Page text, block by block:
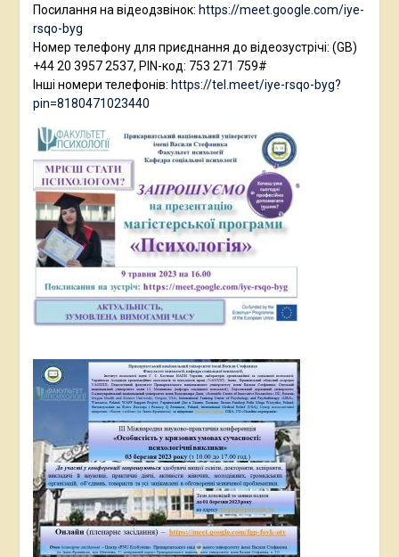
Посилання на відеодзвінок: https://meet.google.com/iye-
rsqo-byg
Номер телефону для приєднання до відеозустрічі: ‪(GB)
+44 20 3957 2537‬, PIN-код: ‪753 271 759‬#
Інші номери телефонів: https://tel.meet/iye-rsqo-byg?
pin=8180471023440